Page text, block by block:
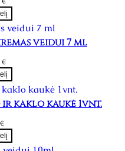
veidui 7 ml
€
kaklo kaukė 1vnt.
€